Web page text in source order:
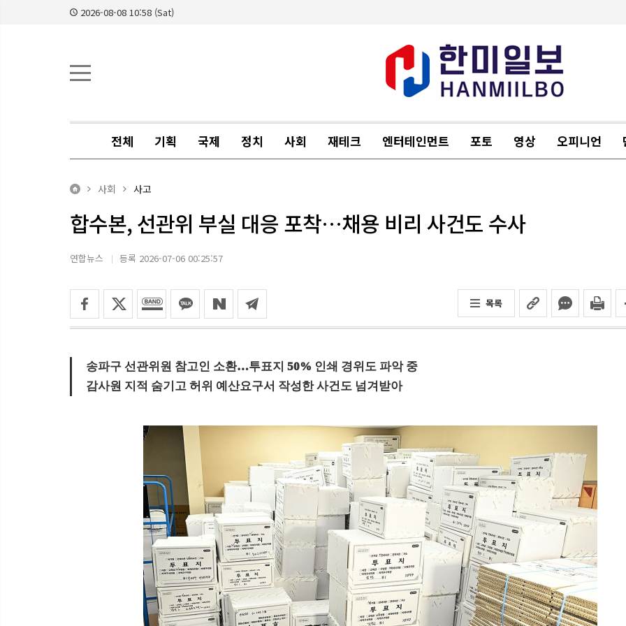
2026-08-08 10:58 (Sat)
전체 기획 국제 정치 사회 재테크 엔터테인먼트 포토 영상 오피니언
사회 사고
합수본, 선관위 부실 대응 포착…채용 비리 사건도 수사
연합뉴스 등록 2026-07-06 00:25:57
목록
송파구 선관위원 참고인 소환…투표지 50% 인쇄 경위도 파악 중
감사원 지적 숨기고 허위 예산요구서 작성한 사건도 넘겨받아